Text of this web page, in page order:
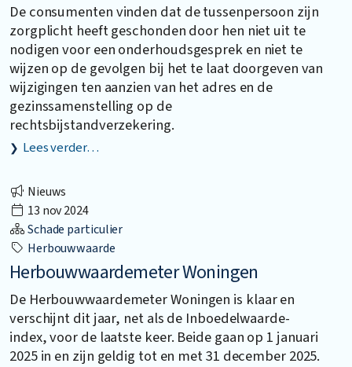
De consumenten vinden dat de tussenpersoon zijn
zorgplicht heeft geschonden door hen niet uit te
nodigen voor een onderhoudsgesprek en niet te
wijzen op de gevolgen bij het te laat doorgeven van
wijzigingen ten aanzien van het adres en de
gezinssamenstelling op de
rechtsbijstandverzekering.
Lees verder…
Nieuws
13 nov 2024
Schade particulier
Herbouwwaarde
Herbouwwaardemeter Woningen
De Herbouwwaardemeter Woningen is klaar en
verschijnt dit jaar, net als de Inboedelwaarde-
index, voor de laatste keer. Beide gaan op 1 januari
2025 in en zijn geldig tot en met 31 december 2025.